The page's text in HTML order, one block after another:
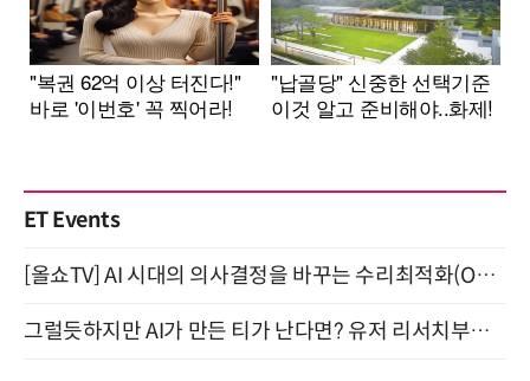
ET Events
[올쇼TV] AI 시대의 의사결정을 바꾸는 수리최적화(Optimization) 소개 (8/20 생방송)
그럴듯하지만 AI가 만든 티가 난다면? 유저 리서치부터 배포까지! (9/15)